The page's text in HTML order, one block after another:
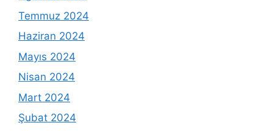
Temmuz 2024
Haziran 2024
Mayıs 2024
Nisan 2024
Mart 2024
Şubat 2024